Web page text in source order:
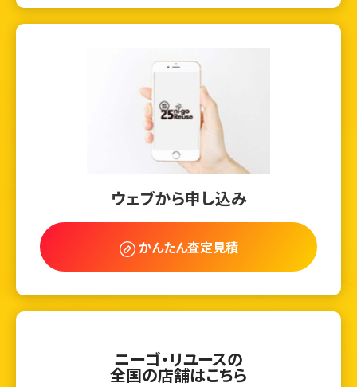
ウェブから申し込み
かんたん査定見積
ニーゴ・リユースの
全国の店舗はこちら